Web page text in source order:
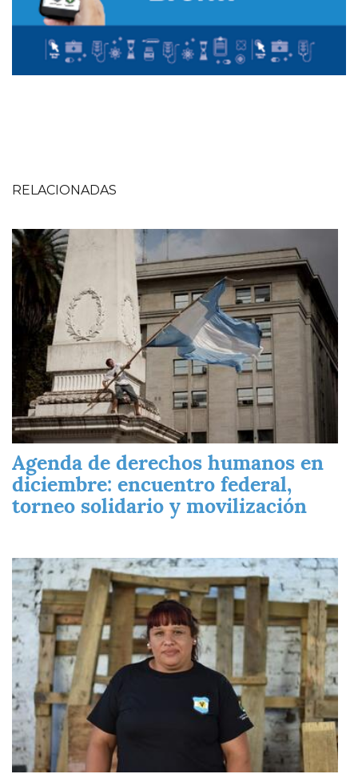
RELACIONADAS
Imagen
Agenda de derechos humanos en
diciembre: encuentro federal,
torneo solidario y movilización
Imagen